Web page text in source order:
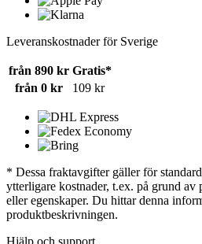
Leveranskostnader för Sverige
från 890 kr Gratis*
från 0 kr
109 kr
* Dessa fraktavgifter gäller för
ytterligare kostnader, t.ex. på grund
eller egenskaper. Du hittar denna
produktbeskrivningen.